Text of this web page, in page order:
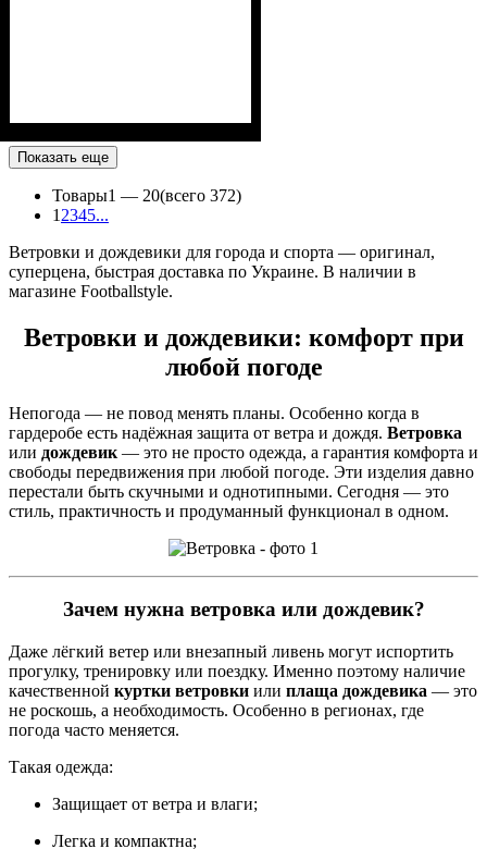
Показать еще
Товары1 — 20(всего 372)
1 2345...
Ветровки и дождевики для города и спорта — оригинал,
суперцена, быстрая доставка по Украине. В наличии в
магазине Footballstyle.
Ветровки и дождевики: комфорт при
любой погоде
Непогода — не повод менять планы. Особенно когда в
гардеробе есть надёжная защита от ветра и дождя. Ветровка
или дождевик — это не просто одежда, а гарантия комфорта и
свободы передвижения при любой погоде. Эти изделия давно
перестали быть скучными и однотипными. Сегодня — это
стиль, практичность и продуманный функционал в одном.
Зачем нужна ветровка или дождевик?
Даже лёгкий ветер или внезапный ливень могут испортить
прогулку, тренировку или поездку. Именно поэтому наличие
качественной куртки ветровки или плаща дождевика — это
не роскошь, а необходимость. Особенно в регионах, где
погода часто меняется.
Такая одежда:
Защищает от ветра и влаги;
Легка и компактна;